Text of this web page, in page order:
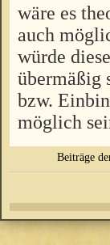
wäre es
auch
würde
übermäßig
bzw.
möglich
Beiträge